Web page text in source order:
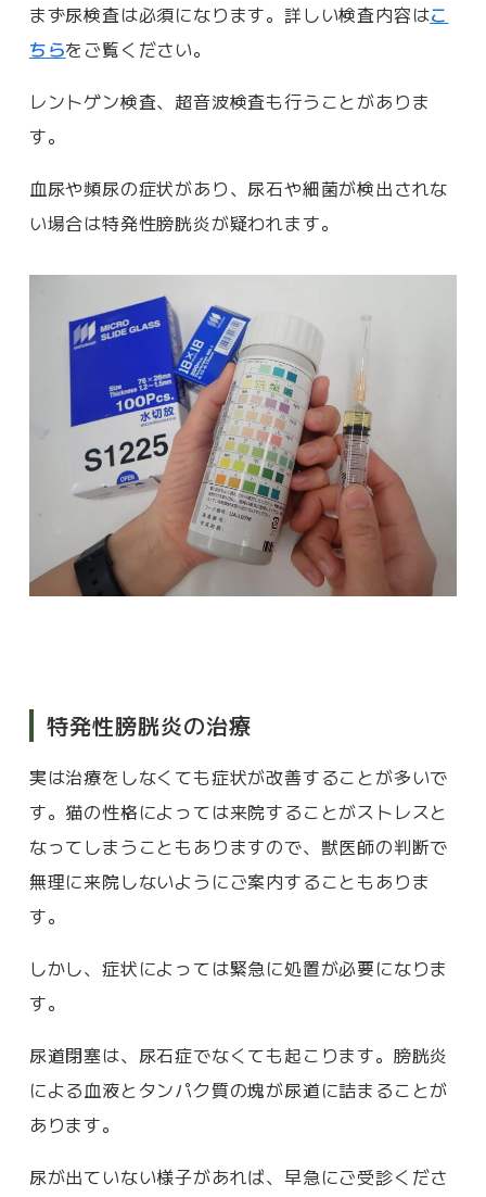
まず尿検査は必須になります。詳しい検査内容はこ
ちらをご覧ください。
レントゲン検査、超音波検査も行うことがありま
す。
血尿や頻尿の症状があり、尿石や細菌が検出されな
い場合は特発性膀胱炎が疑われます。
特発性膀胱炎の治療
実は治療をしなくても症状が改善することが多いで
す。猫の性格によっては来院することがストレスと
なってしまうこともありますので、獣医師の判断で
無理に来院しないようにご案内することもありま
す。
しかし、症状によっては緊急に処置が必要になりま
す。
尿道閉塞は、尿石症でなくても起こります。膀胱炎
による血液とタンパク質の塊が尿道に詰まることが
あります。
尿が出ていない様子があれば、早急にご受診くださ